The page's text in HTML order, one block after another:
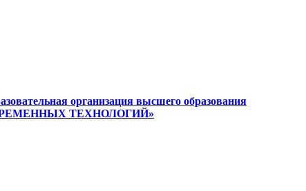
организация высшего образования
ТЕХНОЛОГИЙ»